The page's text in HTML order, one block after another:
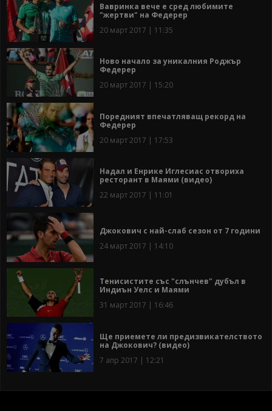
Вавринка вече е сред любимите
"жертви" на Федерер
20 март 2017 | 11:35
Ново начало за уникалния Роджър
Федерер
20 март 2017 | 15:20
Поредният впечатляващ рекорд на
Федерер
20 март 2017 | 17:53
Надал и Енрике Иглесиас отвориха
ресторант в Маями (видео)
22 март 2017 | 11:01
Джокович с най-слаб сезон от 7 години
24 март 2017 | 14:10
Тенисистите със "слънчев" дубъл в
Индиън Уелс и Маями
31 март 2017 | 16:46
Ще приемете ли предизвикателството
на Джокович? (видео)
7 апр 2017 | 12:21